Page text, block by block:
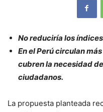
No reduciría los
En el Perú circulan
cubren la necesidad
ciudadanos.
La propuesta planteada